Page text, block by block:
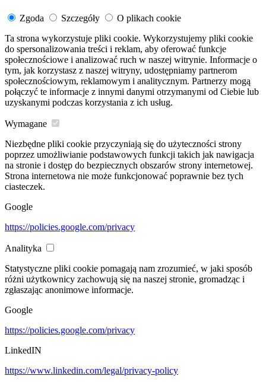
Zgoda Szczegóły
O plikach cookie
Ta strona wykorzystuje pliki cookie. Wykorzystujemy pliki cookie
do spersonalizowania treści i reklam, aby oferować funkcje
społecznościowe i analizować ruch w naszej witrynie. Informacje o
tym, jak korzystasz z naszej witryny, udostępniamy partnerom
społecznościowym, reklamowym i analitycznym. Partnerzy mogą
połączyć te informacje z innymi danymi otrzymanymi od Ciebie lub
uzyskanymi podczas korzystania z ich usług.
Wymagane
Niezbędne pliki cookie przyczyniają się do użyteczności strony
poprzez umożliwianie podstawowych funkcji takich jak nawigacja
na stronie i dostęp do bezpiecznych obszarów strony internetowej.
Strona internetowa nie może funkcjonować poprawnie bez tych
ciasteczek.
Google
https://policies.google.com/privacy
Analityka
Statystyczne pliki cookie pomagają nam zrozumieć, w jaki sposób
różni użytkownicy zachowują się na naszej stronie, gromadząc i
zgłaszając anonimowe informacje.
Google
https://policies.google.com/privacy
LinkedIN
https://www.linkedin.com/legal/privacy-policy